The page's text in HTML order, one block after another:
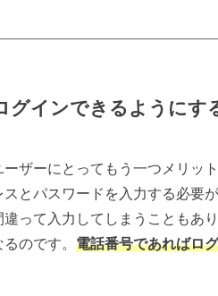
グインできるようにす
ザーにとってもう一つメリッ
とパスワードを入力する必要
って入力してしまうこともあ
のです。 電話番号であればロ